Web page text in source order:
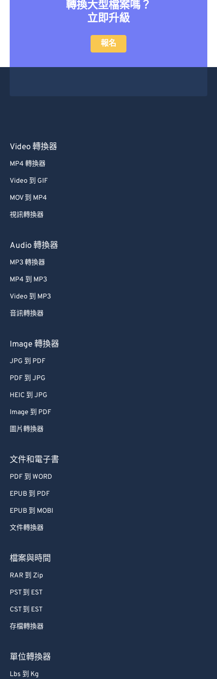
轉換大型檔案嗎？
立即升級
報名
Video 轉換器
MP4 轉換器
Video 到 GIF
MOV 到 MP4
視訊轉換器
Audio 轉換器
MP3 轉換器
MP4 到 MP3
Video 到 MP3
音訊轉換器
Image 轉換器
JPG 到 PDF
PDF 到 JPG
HEIC 到 JPG
Image 到 PDF
圖片轉換器
文件和電子書
PDF 到 WORD
EPUB 到 PDF
EPUB 到 MOBI
文件轉換器
檔案與時間
RAR 到 Zip
PST 到 EST
CST 到 EST
存檔轉換器
單位轉換器
Lbs 到 Kg